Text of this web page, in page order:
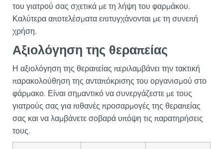
του γιατρού σας σχετικά με τη λήψη του φαρμάκου.
Καλύτερα αποτελέσματα επιτυγχάνονται με τη συνεπή
χρήση.
Αξιολόγηση της θεραπείας
Η αξιολόγηση της θεραπείας περιλαμβάνει την τακτική
παρακολούθηση της ανταπόκρισης του οργανισμού στο
φάρμακο. Είναι σημαντικό να συνεργάζεστε με τους
γιατρούς σας για πιθανές προσαρμογές της θεραπείας
σας και να λαμβάνετε σοβαρά υπόψη τις παρατηρήσεις
τους.